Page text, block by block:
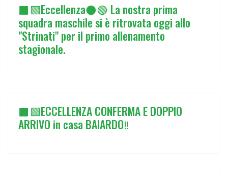
⬛🟩Eccellenza⚫🟢 La nostra prima
squadra maschile si è ritrovata oggi allo
"Strinati" per il primo allenamento
stagionale.
⬛🟩ECCELLENZA CONFERMA E DOPPIO
ARRIVO in casa BAIARDO‼️